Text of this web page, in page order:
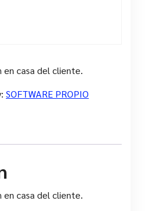
en casa del cliente.
SOFTWARE PROPIO
en casa del cliente.